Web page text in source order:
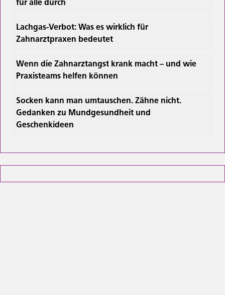
für alle durch
Lachgas-Verbot: Was es wirklich für
Zahnarztpraxen bedeutet
Wenn die Zahnarztangst krank macht – und wie
Praxisteams helfen können
Socken kann man umtauschen. Zähne nicht.
Gedanken zu Mundgesundheit und
Geschenkideen